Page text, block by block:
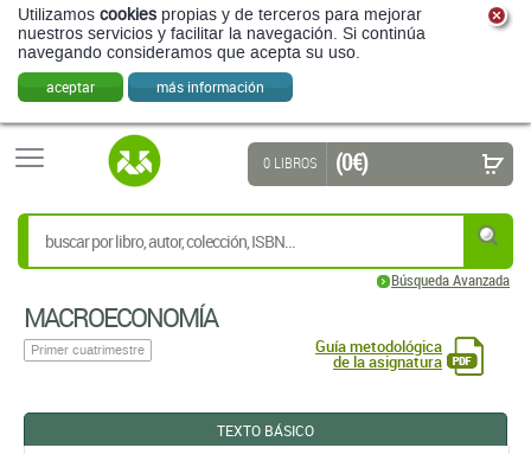
Utilizamos cookies propias y de terceros para mejorar
nuestros servicios y facilitar la navegación. Si continúa
navegando consideramos que acepta su uso.
aceptar más información
Búsqueda Avanzada
0 LIBROS (0 €)
MACROECONOMÍA
Primer cuatrimestre Guía metodológica
de la asignatura
TEXTO BÁSICO